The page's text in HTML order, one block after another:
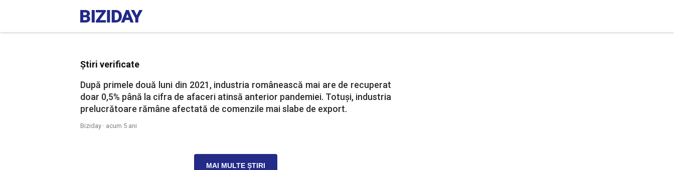
Știri verificate
După primele două luni din 2021, industria românească mai are de recuperat
doar 0,5% până la cifra de afaceri atinsă anterior pandemiei. Totuși, industria
prelucrătoare rămâne afectată de comenzile mai slabe de export.
Biziday · acum 5 ani
MAI MULTE ȘTIRI